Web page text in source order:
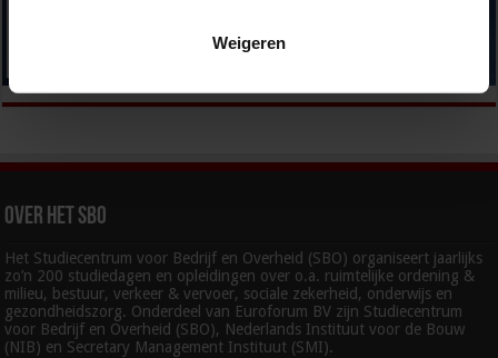
Weigeren
Over het SBO
Het Studiecentrum voor Bedrijf en Overheid (SBO) organiseert jaarlijks
zo’n 200 studiedagen en opleidingen over o.a. ruimtelijke ordening &
milieu, bestuur, verkeer & vervoer, sociale zekerheid, onderwijs en
gezondheidszorg. Onderdeel van Euroforum BV zijn Studiecentrum
voor Bedrijf en Overheid (SBO), Nederlands Instituut voor de Bouw
(NIB) en Secretary Management Instituut (SMI).